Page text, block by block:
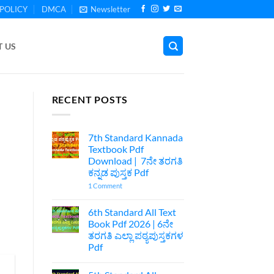
DMCA Newsletter
US
RECENT POSTS
7th Standard Kannada
Textbook Pdf
Download | 7ನೇ ತರಗತಿ
ಕನ್ನಡ ಪುಸ್ತಕ Pdf
1 Commenton
Kannada
Textbook
Pdf
Download
|
ಪುಸ್ತಕ
6th Standard All Text
Book Pdf 2026 | 6ನೇ
ತರಗತಿ ಎಲ್ಲಾ ಪಠ್ಯಪುಸ್ತಕಗಳ
Pdf